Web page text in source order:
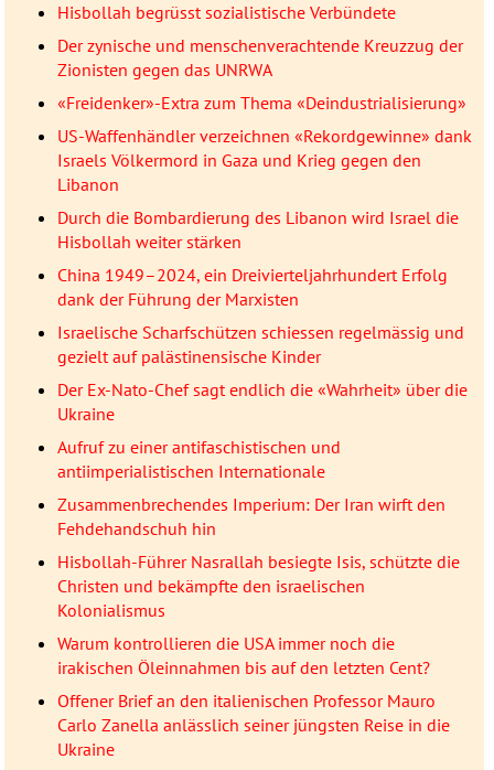
Hisbollah begrüsst sozialistische Verbündete
Der zynische und menschenverachtende Kreuzzug der
Zionisten gegen das UNRWA
«Freidenker»-Extra zum Thema «Deindustrialisierung»
US-Waffenhändler verzeichnen «Rekordgewinne» dank
Israels Völkermord in Gaza und Krieg gegen den
Libanon
Durch die Bombardierung des Libanon wird Israel die
Hisbollah weiter stärken
China 1949–2024, ein Dreivierteljahrhundert Erfolg
dank der Führung der Marxisten
Israelische Scharfschützen schiessen regelmässig und
gezielt auf palästinensische Kinder
Der Ex-Nato-Chef sagt endlich die «Wahrheit» über die
Ukraine
Aufruf zu einer antifaschistischen und
antiimperialistischen Internationale
Zusammenbrechendes Imperium: Der Iran wirft den
Fehdehandschuh hin
Hisbollah-Führer Nasrallah besiegte Isis, schützte die
Christen und bekämpfte den israelischen
Kolonialismus
Warum kontrollieren die USA immer noch die
irakischen Öleinnahmen bis auf den letzten Cent?
Offener Brief an den italienischen Professor Mauro
Carlo Zanella anlässlich seiner jüngsten Reise in die
Ukraine